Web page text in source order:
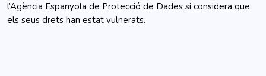
l’Agència Espanyola de Protecció de Dades si considera que
els seus drets han estat vulnerats.